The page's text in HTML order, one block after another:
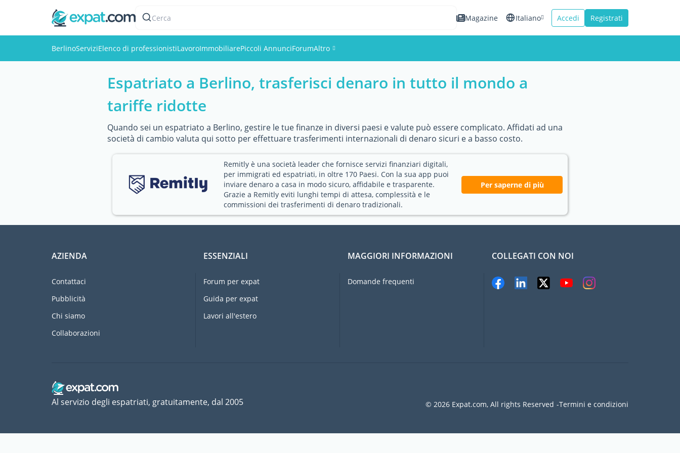
Cerca Magazine Italiano Accedi Registrati
BerlinoServiziElenco di professionistiLavoroImmobiliarePiccoli AnnunciForumAltro
Eventi
Foto
Espatriato a Berlino, trasferisci denaro in tutto il mondo a
tariffe ridotte
Quando sei un espatriato a Berlino, gestire le tue finanze in diversi paesi e valute può essere complicato. Affidati ad una
società di cambio valuta qui sotto per effettuare trasferimenti internazionali di denaro sicuri e a basso costo.
Remitly è una società leader che fornisce servizi finanziari digitali,
per immigrati ed espatriati, in oltre 170 Paesi. Con la sua app puoi
inviare denaro a casa in modo sicuro, affidabile e trasparente.
Grazie a Remitly eviti lunghi tempi di attesa, complessità e le
commissioni dei trasferimenti di denaro tradizionali.
Per saperne di più
AZIENDA
Contattaci
Pubblicità
Chi siamo
Collaborazioni
ESSENZIALI
Forum per expat
Guida per expat
Lavori all'estero
MAGGIORI INFORMAZIONI
Domande frequenti
COLLEGATI CON NOI
© 2026 Expat.com, All rights Reserved Termini e condizioni
Al servizio degli espatriati, gratuitamente, dal 2005